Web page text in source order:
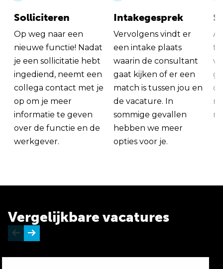
Solliciteren
Op weg naar een
nieuwe functie! Nadat
je een sollicitatie hebt
ingediend, neemt een
collega contact met je
op om je meer
informatie te geven
over de functie en de
werkgever.
Intakegesprek
Vervolgens vindt er
een intake plaats
waarin de consultant
gaat kijken of er een
match is tussen jou en
de vacature. In
sommige gevallen
hebben we meer
opties voor je.
Vergelijkbare vacatures